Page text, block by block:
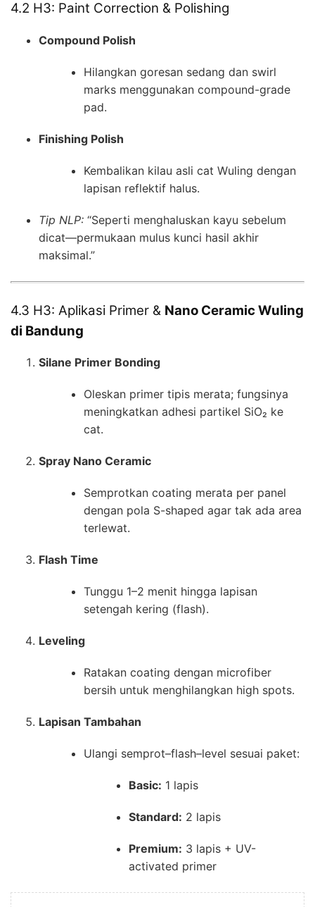
4.2 H3: Paint Correction & Polishing
Compound Polish
Hilangkan goresan sedang dan swirl
marks menggunakan compound-grade
pad.
Finishing Polish
Kembalikan kilau asli cat Wuling dengan
lapisan reflektif halus.
Tip NLP: “Seperti menghaluskan kayu sebelum
dicat—permukaan mulus kunci hasil akhir
maksimal.”
4.3 H3: Aplikasi Primer & Nano Ceramic Wuling
di Bandung
Silane Primer Bonding
Oleskan primer tipis merata; fungsinya
meningkatkan adhesi partikel SiO₂ ke
cat.
Spray Nano Ceramic
Semprotkan coating merata per panel
dengan pola S-shaped agar tak ada area
terlewat.
Flash Time
Tunggu 1–2 menit hingga lapisan
setengah kering (flash).
Leveling
Ratakan coating dengan microfiber
bersih untuk menghilangkan high spots.
Lapisan Tambahan
Ulangi semprot–flash–level sesuai paket:
Basic: 1 lapis
Standard: 2 lapis
Premium: 3 lapis + UV-
activated primer